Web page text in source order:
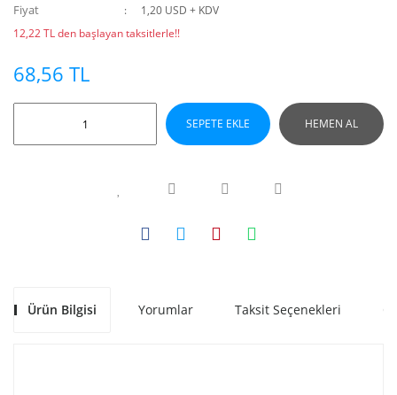
Fiyat
1,20 USD + KDV
12,22 TL den başlayan taksitlerle!!
68,56 TL
SEPETE EKLE HEMEN AL
Ürün Bilgisi Yorumlar Taksit Seçenekleri